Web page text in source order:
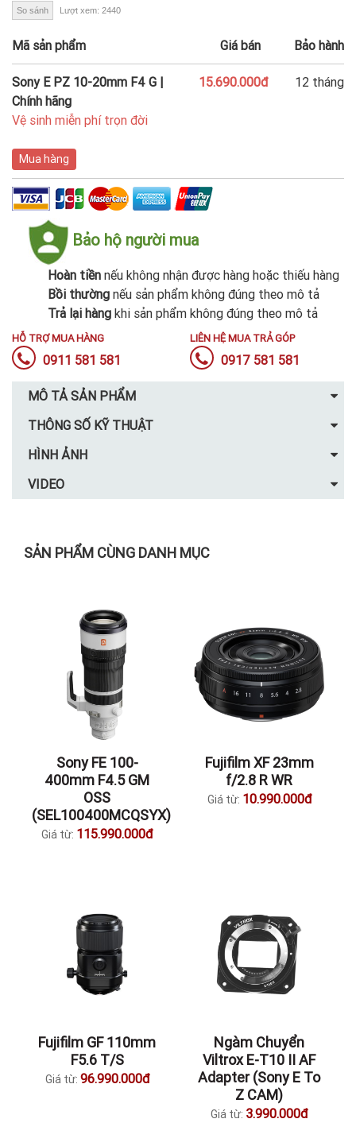
So sánh Lượt xem: 2440
Mã sản phẩm Giá bán Bảo hành
Sony E PZ 10-20mm F4 G |
Chính hãng
15.690.000đ 12 tháng
Vệ sinh miễn phí trọn đời
Mua hàng
Bảo hộ người mua
Hoàn tiền nếu không nhận được hàng hoặc thiếu hàng
Bồi thường nếu sản phẩm không đúng theo mô tả
Trả lại hàng khi sản phẩm không đúng theo mô tả
HỖ TRỢ MUA HÀNG
0911 581 581
LIÊN HỆ MUA TRẢ GÓP
0917 581 581
MÔ TẢ SẢN PHẨM
THÔNG SỐ KỸ THUẬT
HÌNH ẢNH
VIDEO
SẢN PHẨM CÙNG DANH MỤC
Sony FE 100-
400mm F4.5 GM
OSS
(SEL100400MCQSYX)
Giá từ: 115.990.000đ
Fujifilm XF 23mm
f/2.8 R WR
Giá từ: 10.990.000đ
Fujifilm GF 110mm
F5.6 T/S
Giá từ: 96.990.000đ
Ngàm Chuyển
Viltrox E-T10 II AF
Adapter (Sony E To
Z CAM)
Giá từ: 3.990.000đ